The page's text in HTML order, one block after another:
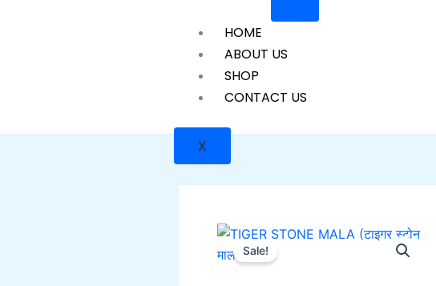
HOME
ABOUT US
SHOP
CONTACT US
X
Sale!